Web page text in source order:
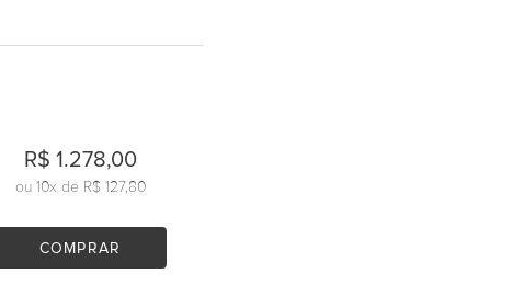
R$ 1.278,00
ou 10x de R$ 127,80
COMPRAR